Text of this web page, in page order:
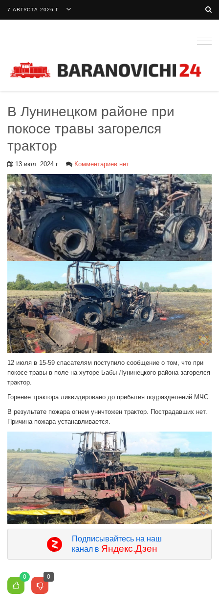
7 АВГУСТА 2026 Г.
В Лунинецком районе при
покосе травы загорелся
трактор
13 июл. 2024 г. Комментариев нет
12 июля в 15-59 спасателям поступило сообщение о том, что при
покосе травы в поле на хуторе Бабы Лунинецкого района загорелся
трактор.
Горение трактора ликвидировано до прибытия подразделений МЧС.
В результате пожара огнем уничтожен трактор. Пострадавших нет.
Причина пожара устанавливается.
Подписывайтесь на наш
канал в Яндекс.Дзен
0 0